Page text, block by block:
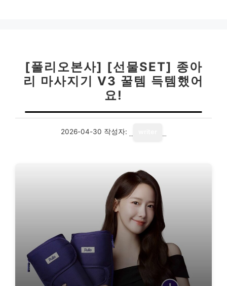
[풀리오본사] [선물SET] 종아
리 마사지기 V3 꿀템 득템했어
요!
2026-04-30 작성자: